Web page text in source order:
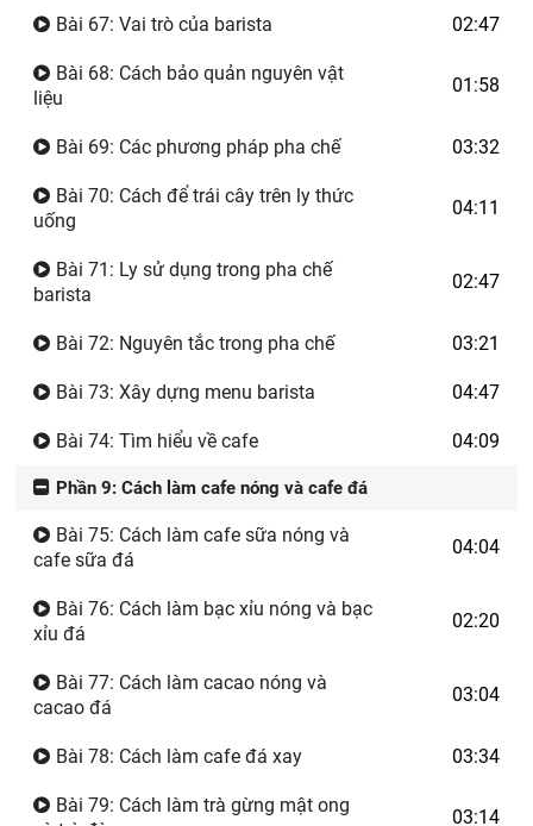
Bài 67: Vai trò của barista 02:47
Bài 68: Cách bảo quản nguyên vật
liệu
01:58
Bài 69: Các phương pháp pha chế 03:32
Bài 70: Cách để trái cây trên ly thức
uống
04:11
Bài 71: Ly sử dụng trong pha chế
barista
02:47
Bài 72: Nguyên tắc trong pha chế 03:21
Bài 73: Xây dựng menu barista 04:47
Bài 74: Tìm hiểu về cafe 04:09
Phần 9: Cách làm cafe nóng và cafe đá
Bài 75: Cách làm cafe sữa nóng và
cafe sữa đá
04:04
Bài 76: Cách làm bạc xỉu nóng và bạc
xỉu đá
02:20
Bài 77: Cách làm cacao nóng và
cacao đá
03:04
Bài 78: Cách làm cafe đá xay 03:34
Bài 79: Cách làm trà gừng mật ong
03:14